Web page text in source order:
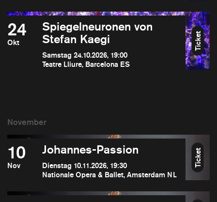
24
Okt
Spiegelneuronen von
Stefan Kaegi
Samstag 24.10.2026, 19:00
Teatre Lliure, Barcelona ES
Ticket
10
Nov
Johannes-Passion
Dienstag 10.11.2026, 19:30
Nationale Opera & Ballet, Amsterdam NL
Ticket